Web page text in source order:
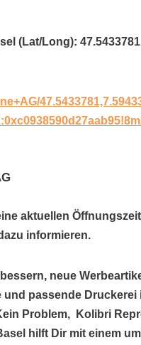
(Lat/Long):
aktuellen
informieren.
neue
passende Druckerei
Problem, Kolibri
hilft Dir mit einem